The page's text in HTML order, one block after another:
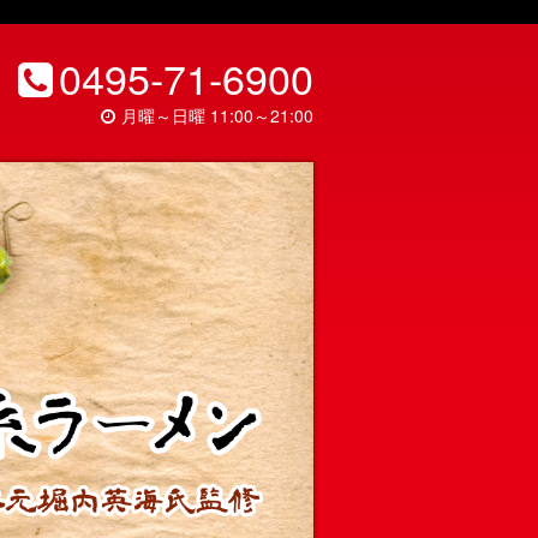
0495-71-6900
月曜～日曜 11:00～21:00